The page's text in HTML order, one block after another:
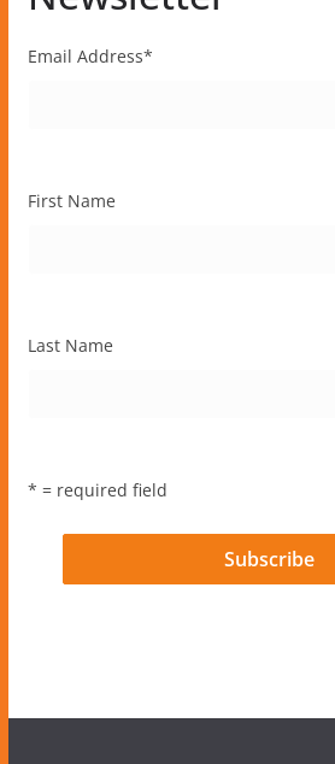
Email Address*
First Name
Last Name
* = required field